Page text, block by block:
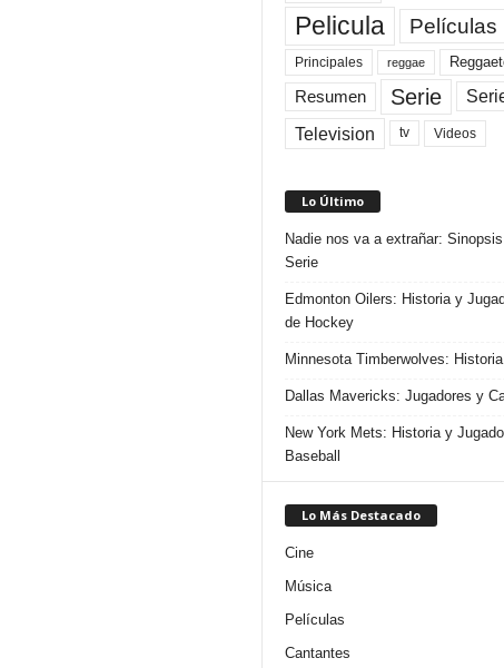
Pelicula Películas
Principales reggae
Resumen Serie
Television tv Videos
Lo Último
Nadie nos va a extrañar:
Serie
Edmonton Oilers: Historia y
de Hockey
Minnesota Timberwolves:
Dallas Mavericks: Jugadores y
New York Mets: Historia y
Baseball
Lo Más Destacado
Cine
Música
Películas
Cantantes